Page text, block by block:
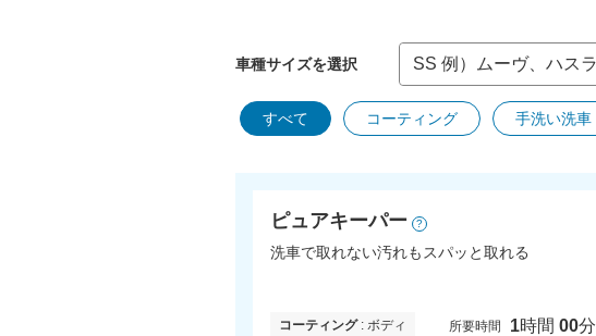
車種サイズを選択
すべて コーティング 手洗い洗車
ピュアキーパー ?
洗車で取れない汚れもスパッと取れる
コーティング: ボディ 所要時間 1時間00分